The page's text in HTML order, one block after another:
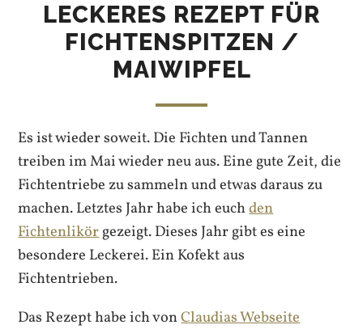
LECKERES REZEPT FÜR
FICHTENSPITZEN /
MAIWIPFEL
Es ist wieder soweit. Die Fichten und Tannen
treiben im Mai wieder neu aus. Eine gute Zeit, die
Fichtentriebe zu sammeln und etwas daraus zu
machen. Letztes Jahr habe ich euchden
Fichtenlikörgezeigt. Dieses Jahr gibt es eine
besondere Leckerei. Ein Kofekt aus
Fichtentrieben.
Das Rezept habe ich vonClaudias Webseite